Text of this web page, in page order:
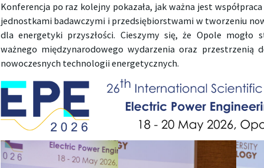
Konferencja po raz kolejny pokazała, jak ważna jest
jednostkami badawczymi i przedsiębiorstwami w tworzeniu
dla energetyki przyszłości. Cieszymy się, że Opole mogło
ważnego międzynarodowego wydarzenia oraz przestrzenią
nowoczesnych technologii energetycznych.